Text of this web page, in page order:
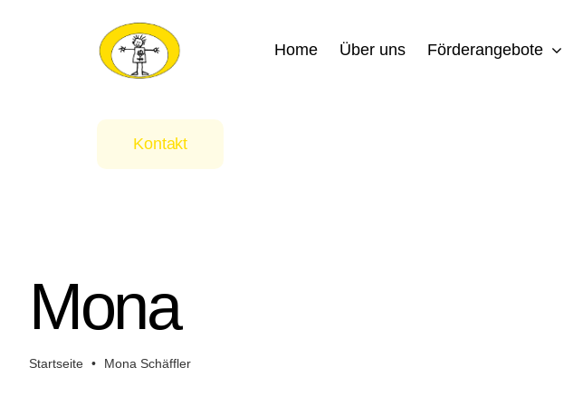
Home Über uns Förderangebote
Kontakt
Mona
Startseite • Mona Schäffler